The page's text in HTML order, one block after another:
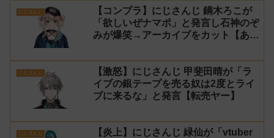
にじさんじ
【コンプラ】にじさんじ 鏑木ろこが
「欲しいぜナマポ」と発言し石神のぞ
みが爆笑→アーカイブをカット【あら
にじさんじ
【激怒】にじさんじ 甲斐田晴が「ラ
イブの銀テープを売る奴は2度とライ
ブに来るな」と発言【転売ヤー】
にじさんじ
【炎上】にじさんじ 緑仙が「vtuber